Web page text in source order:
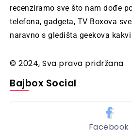
recenziramo sve što nam dođe
telefona, gadgeta, TV Boxova
naravno s gledišta geekova
© 2024, Sva prava pridržana
Bajbox Social
Facebook